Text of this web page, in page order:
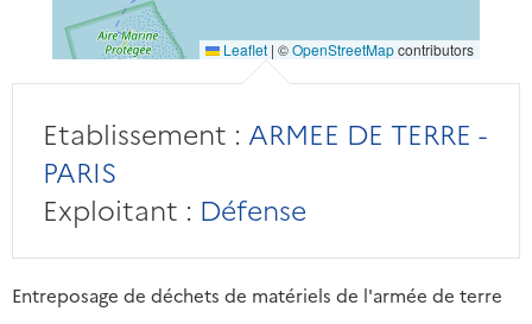
Leaflet | ©OpenStreetMapcontributors
Etablissement : ARMEE DE TERRE -
PARIS
Exploitant : Défense
Entreposage de déchets de matériels de l'armée de terre